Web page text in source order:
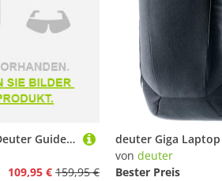
Wanderrucksack Deuter Guide Lite 22 SL 2026
109,95 € 159,95 €
von deuter
Bester Preis